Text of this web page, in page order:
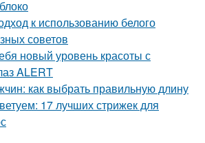
к использованию белого
советов
новый уровень красоты с
ALERT
как выбрать правильную длину
17 лучших стрижек для